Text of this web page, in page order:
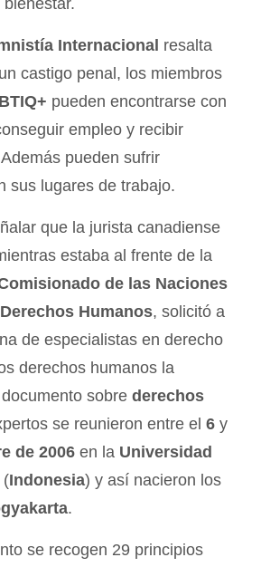
Internacional resalta
castigo penal, los miembros
pueden encontrarse con
empleo y recibir
pueden sufrir
sus lugares de trabajo.
que la jurista canadiense
estaba al frente de la
de las Naciones
Humanos, solicitó a
de especialistas en derecho
derechos humanos la
sobre derechos
se reunieron entre el 6 y
de 2006 en la Universidad
(Indonesia) y así nacieron los
.
se recogen 29 principios